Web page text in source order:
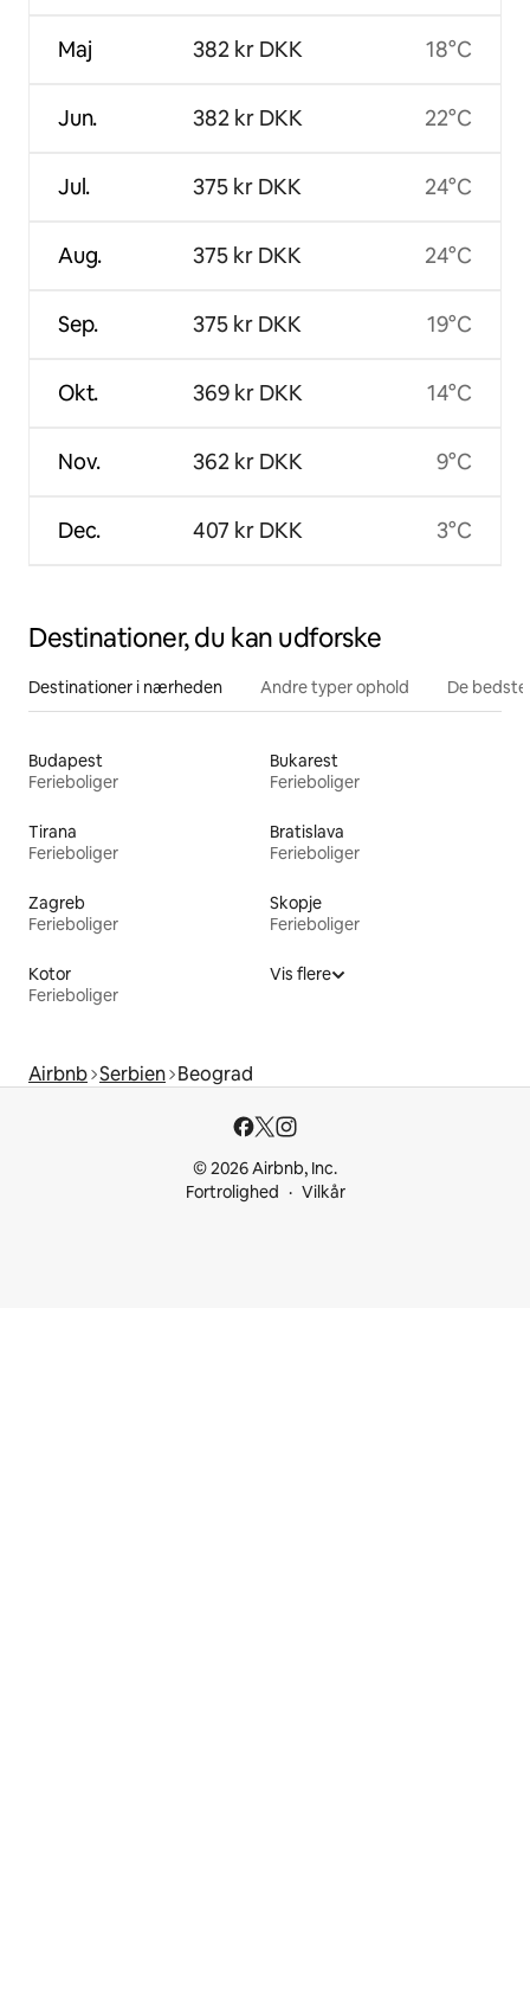
Maj
Jun.
Jul.
Aug.
Sep.
Okt.
Nov.
Dec.
382 kr DKK
382 kr DKK
375 kr DKK
375 kr DKK
375 kr DKK
369 kr DKK
362 kr DKK
407 kr DKK
18°C
22°C
24°C
24°C
19°C
14°C
9°C
3°C
Destinationer, du kan udforske
Destinationer i nærheden Andre typer ophold De
Budapest
Ferieboliger
Bukarest
Ferieboliger
Tirana
Ferieboliger
Bratislava
Ferieboliger
Zagreb
Ferieboliger
Skopje
Ferieboliger
Kotor
Ferieboliger
Vis flere
Airbnb Serbien Beograd
© 2026 Airbnb, Inc.
Fortrolighed
Vilkår